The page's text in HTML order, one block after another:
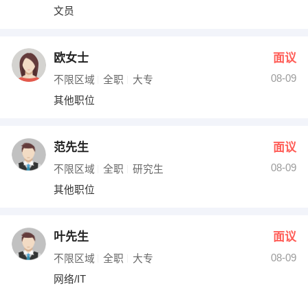
文员
欧女士 面议
不限区域 全职 大专
08-09
其他职位
范先生 面议
不限区域 全职 研究生
08-09
其他职位
叶先生 面议
不限区域 全职 大专
08-09
网络/IT